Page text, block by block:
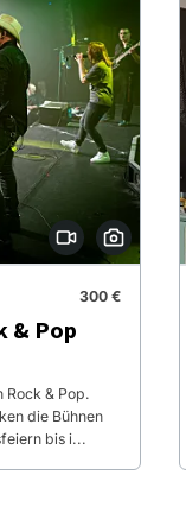
300 €
& Pop
Rock & Pop.
die Bühnen
bis i...